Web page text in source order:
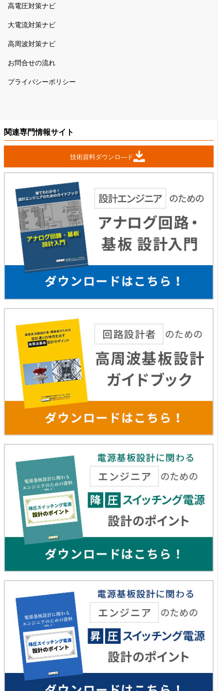
高電圧対策ナビ
大電流対策ナビ
高周波対策ナビ
お問合せの流れ
プライバシーポリシー
関連専門情報サイト
技術資料ダウンロ―ド